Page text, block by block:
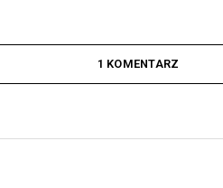
1 KOMENTARZ